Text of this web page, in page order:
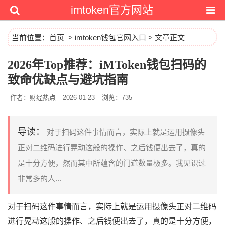
imtoken官方网站
当前位置： 首页 > imtoken钱包官网入口 > 文章正文
2026年Top推荐：iMToken钱包扫码的
致命优缺点与避坑指南
作者：财经热点 2026-01-23 浏览：735
导读：
对于扫码这件事情而言，实际上就是运用摄像头
正对二维码进行晃动这般的操作、之后钱便出去了，真的
是十分方便，然而其中所蕴含的门道数量极多。我见识过
非常多的人...
对于扫码这件事情而言，实际上就是运用摄像头正对二维码
进行晃动这般的操作、之后钱便出去了，真的是十分方便，